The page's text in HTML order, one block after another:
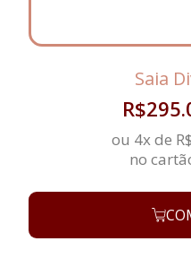
Saia
R$
ou 4x de R$
no